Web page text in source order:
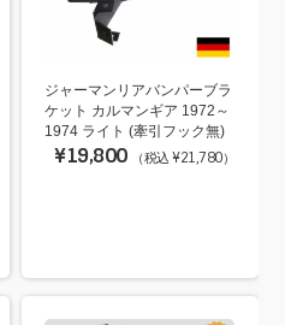
ジャーマンリアバンパーブラ
ケット カルマンギア 1972～
1974 ライト (牽引フック無)
¥19,800 （税込 ¥21,780）